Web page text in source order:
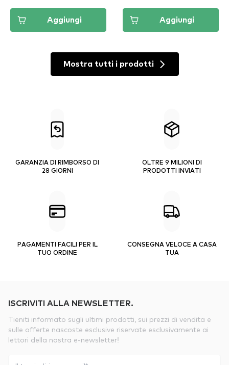
Aggiungi Aggiungi
Mostra tutti i prodotti
GARANZIA DI RIMBORSO DI
28 GIORNI
OLTRE 9 MILIONI DI
PRODOTTI INVIATI
PAGAMENTI FACILI PER IL
TUO ORDINE
CONSEGNA VELOCE A CASA
TUA
ISCRIVITI ALLA NEWSLETTER.
Tieniti informato sugli ultimi prodotti, sui prezzi di vendita e
sulle offerte nascoste esclusive riservate esclusivamente ai
lettori della nostra e-newsletter!